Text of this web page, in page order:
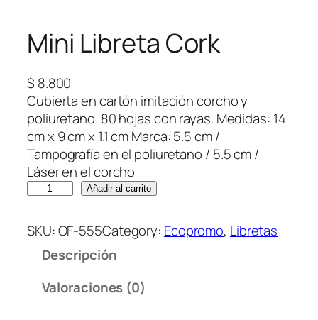
Mini Libreta Cork
$ 8.800
Cubierta en cartón imitación corcho y
poliuretano. 80 hojas con rayas. Medidas: 14
cm x 9 cm x 1.1 cm Marca: 5.5 cm /
Tampografía en el poliuretano / 5.5 cm /
Láser en el corcho
n
i
Añadir al carrito
SKU:OF-555Category: Ecopromo, Libretas
Descripción
Valoraciones (0)